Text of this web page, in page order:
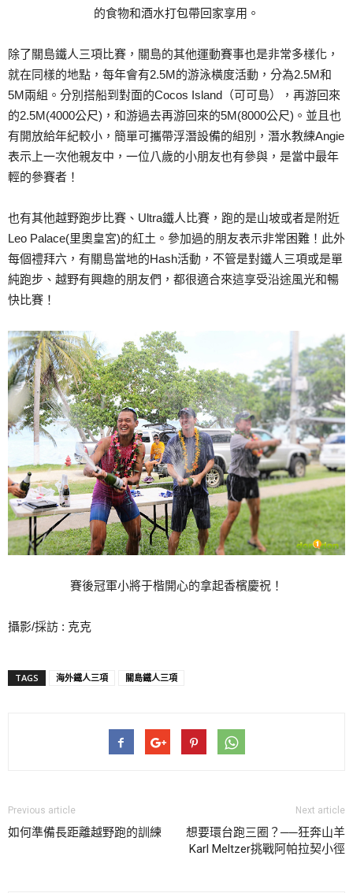
的食物和酒水打包帶回家享用。
除了關島鐵人三項比賽，關島的其他運動賽事也是非常多樣化，
就在同樣的地點，每年會有2.5M的游泳橫度活動，分為2.5M和
5M兩組。分別搭船到對面的Cocos Island（可可島），再游回來
的2.5M(4000公尺)，和游過去再游回來的5M(8000公尺)。並且也
有開放給年紀較小，簡單可攜帶浮潛設備的組別，潛水教練Angie
表示上一次他親友中，一位八歲的小朋友也有參與，是當中最年
輕的參賽者！
也有其他越野跑步比賽、Ultra鐵人比賽，跑的是山坡或者是附近
Leo Palace(里奧皇宮)的紅土。參加過的朋友表示非常困難！此外
每個禮拜六，有關島當地的Hash活動，不管是對鐵人三項或是單
純跑步、越野有興趣的朋友們，都很適合來這享受沿途風光和暢
快比賽！
賽後冠軍小將于楷開心的拿起香檳慶祝！
攝影/採訪 : 克克
TAGS 海外鐵人三項 關島鐵人三項
Previous article
如何準備長距離越野跑的訓練
Next article
想要環台跑三圈？──狂奔山羊
Karl Meltzer挑戰阿帕拉契小徑